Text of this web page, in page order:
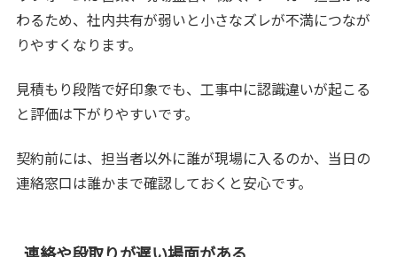
わるため、社内共有が弱いと小さなズレが不満につなが
りやすくなります。
見積もり段階で好印象でも、工事中に認識違いが起こる
と評価は下がりやすいです。
契約前には、担当者以外に誰が現場に入るのか、当日の
連絡窓口は誰かまで確認しておくと安心です。